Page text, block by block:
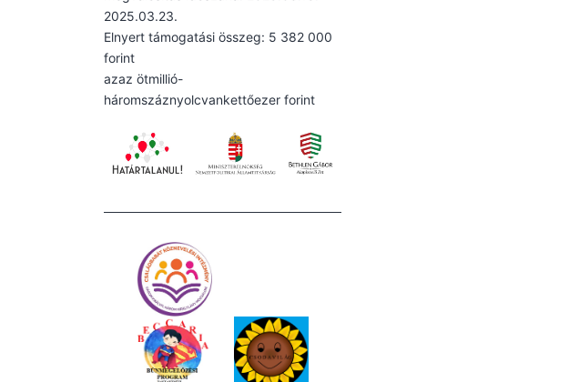
2025.03.23.
Elnyert támogatási összeg: 5 382 000
forint
azaz ötmillió-
háromszáznyolcvankettőezer forint